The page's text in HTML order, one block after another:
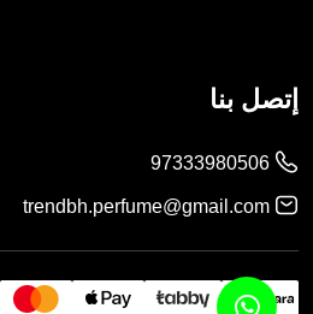
إتصل بنا
97333980506
trendbh.perfume@gmail.com